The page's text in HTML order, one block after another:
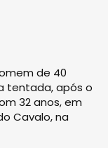
de 40
tentada, após o
32 anos, em
Cavalo, na